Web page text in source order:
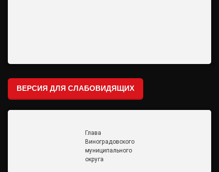
ВЕРСИЯ ДЛЯ СЛАБОВИДЯЩИХ
Глава
Виноградовского
муниципального
округа